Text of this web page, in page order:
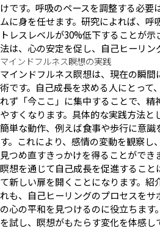
けです。呼吸のペースを調整する必要
ムに身を任せます。研究によれば、呼
トレスレベルが30%低下することが
法は、心の安定を促し、自己ヒーリン
マインドフルネス瞑想の実践
マインドフルネス瞑想は、現在の瞬間
術です。自己成長を求める人にとって
れず「今ここ」に集中することで、精
やすくなります。具体的な実践方法と
簡単な動作、例えば食事や歩行に意識
す。これにより、感情の変動を観察し
見つめ直すきっかけを得ることができ
瞑想を通じて自己成長を促進すること
て新しい扉を開くことになります。紹
れも、自己ヒーリングのプロセスをサ
の心の平和を見つけるのに役立ちます
を試し、瞑想がもたらす変化を体感し